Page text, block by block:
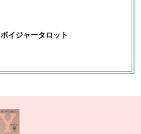
ボイジャータロット